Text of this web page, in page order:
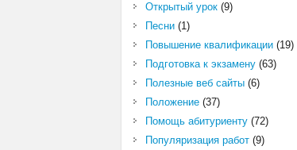
Открытый урок(9)
Песни(1)
Повышение квалификации(19)
Подготовка к экзамену(63)
Полезные веб сайты(6)
Положение(37)
Помощь абитуриенту(72)
Популяризация работ(9)